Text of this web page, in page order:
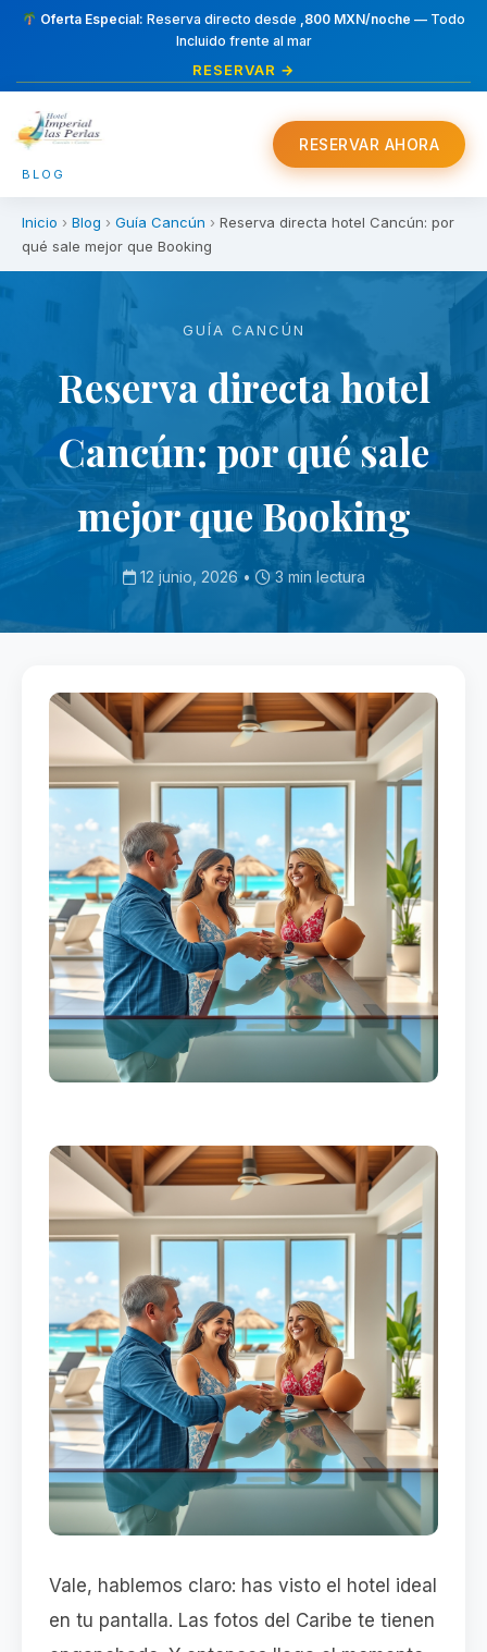
Oferta Especial: Reserva directo desde ,800 MXN/noche — Todo
Incluido frente al mar
RESERVAR →
BLOG
RESERVAR AHORA
Inicio › Blog › Guía Cancún › Reserva directa hotel Cancún: por
qué sale mejor que Booking
GUÍA CANCÚN
Reserva directa hotel
Cancún: por qué sale
mejor que Booking
12 junio, 2026 • 3 min lectura
Vale, hablemos claro: has visto el hotel ideal
en tu pantalla. Las fotos del Caribe te tienen